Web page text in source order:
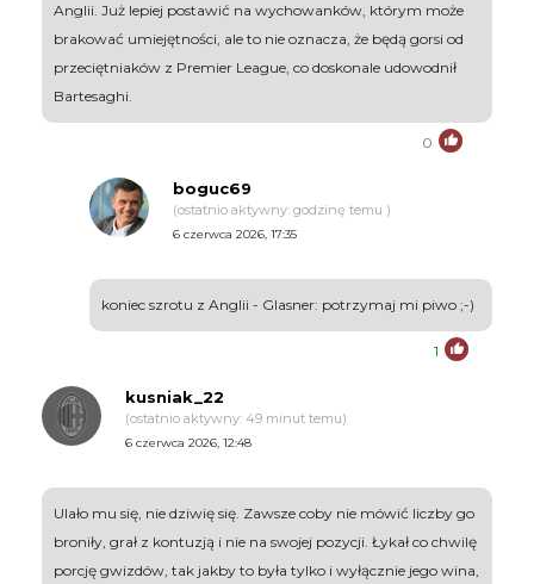
Anglii. Już lepiej postawić na wychowanków, którym może
brakować umiejętności, ale to nie oznacza, że będą gorsi od
przeciętniaków z Premier League, co doskonale udowodnił
Bartesaghi.
0
boguc69
(ostatnio aktywny: godzinę temu )
6 czerwca 2026, 17:35
koniec szrotu z Anglii - Glasner: potrzymaj mi piwo ;-)
1
kusniak_22
(ostatnio aktywny: 49 minut temu)
6 czerwca 2026, 12:48
Ulało mu się, nie dziwię się. Zawsze coby nie mówić liczby go
broniły, grał z kontuzją i nie na swojej pozycji. Łykał co chwilę
porcję gwizdów, tak jakby to była tylko i wyłącznie jego wina,